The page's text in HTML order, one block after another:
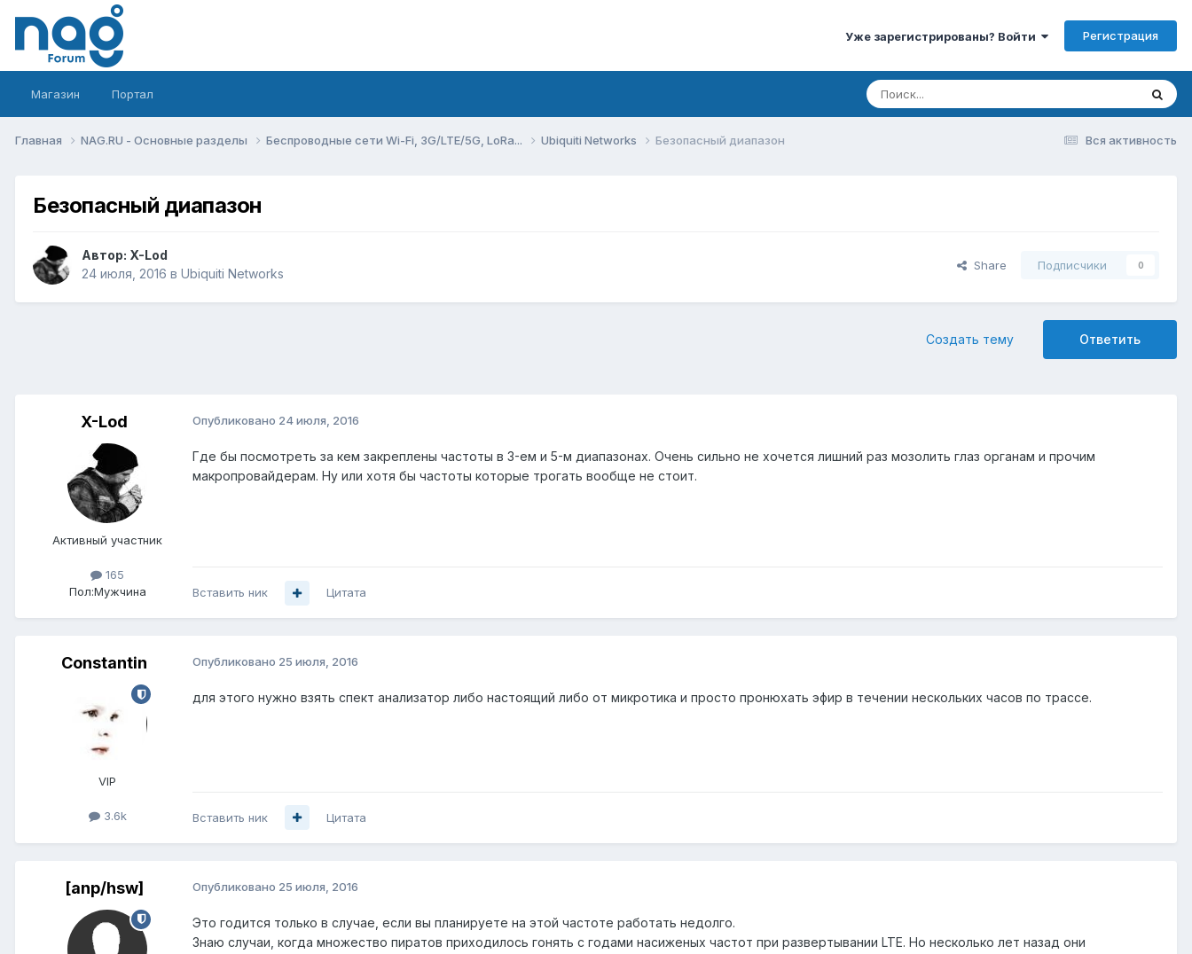
Уже зарегистрированы? Войти Регистрация
Магазин Портал
Вся активность
Главная NAG.RU - Основные разделы Беспроводные сети Wi-Fi, 3G/LTE/5G, LoRa... Ubiquiti Networks Безопасный диапазон
Безопасный диапазон
Автор: X-Lod
24 июля, 2016 в Ubiquiti Networks
Share Подписчики 0
Ответить
Создать тему
X-Lod
Активный участник
165
Пол:Мужчина
Опубликовано 24 июля, 2016
Где бы посмотреть за кем закреплены частоты в 3-ем и 5-м диапазонах. Очень сильно не хочется лишний раз мозолить глаз органам и прочим
макропровайдерам. Ну или хотя бы частоты которые трогать вообще не стоит.
Вставить ник Цитата
Constantin
VIP
3.6k
Опубликовано 25 июля, 2016
для этого нужно взять спект анализатор либо настоящий либо от микротика и просто пронюхать эфир в течении нескольких часов по трассе.
Вставить ник Цитата
[anp/hsw] Опубликовано 25 июля, 2016
Это годится только в случае, если вы планируете на этой частоте работать недолго.
Знаю случаи, когда множество пиратов приходилось гонять с годами насиженых частот при развертывании LTE. Но несколько лет назад они